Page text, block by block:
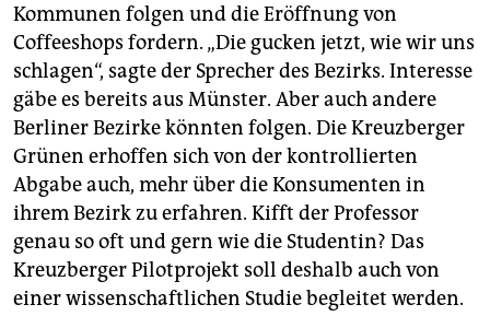
Kommunen folgen und die Eröffnung von
Coffeeshops fordern. „Die gucken jetzt, wie wir uns
schlagen“, sagte der Sprecher des Bezirks. Interesse
gäbe es bereits aus Münster. Aber auch andere
Berliner Bezirke könnten folgen. Die Kreuzberger
Grünen erhoffen sich von der kontrollierten
Abgabe auch, mehr über die Konsumenten in
ihrem Bezirk zu erfahren. Kifft der Professor
genau so oft und gern wie die Studentin? Das
Kreuzberger Pilotprojekt soll deshalb auch von
einer wissenschaftlichen Studie begleitet werden.